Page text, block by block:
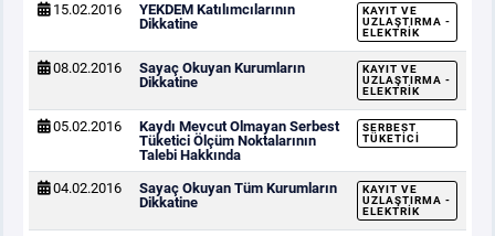
15.02.2016
YEKDEM Katılımcılarının
Dikkatine
KAYIT VE
UZLAŞTIRMA -
ELEKTRIK
08.02.2016
Sayaç Okuyan Kurumların
Dikkatine
KAYIT VE
UZLAŞTIRMA -
ELEKTRIK
05.02.2016
Kaydı Mevcut Olmayan Serbest
Tüketici Ölçüm Noktalarının
Talebi Hakkında
SERBEST
TÜKETICI
04.02.2016
Sayaç Okuyan Tüm Kurumların
Dikkatine
KAYIT VE
UZLAŞTIRMA -
ELEKTRIK